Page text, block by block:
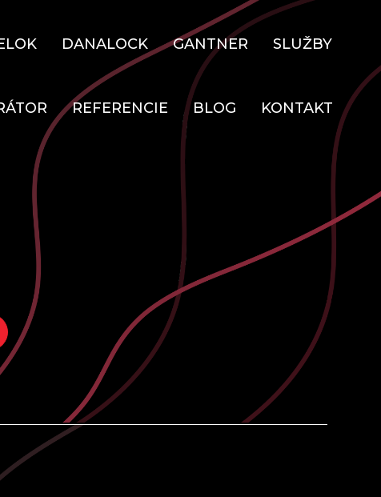
DANALOCK GANTNER SLUŽBY
REFERENCIE BLOG KONTAKT